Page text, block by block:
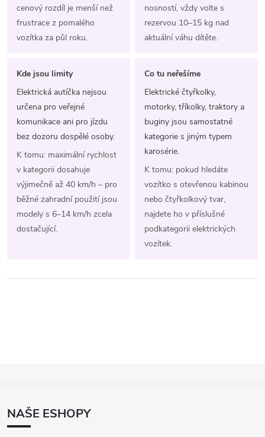
cenový rozdíl je menší než
frustrace z pomalého
vozítka za půl roku.
nosností, vždy volte s
rezervou 10–15 kg nad
aktuální váhu dítěte.
Kde jsou limity
Elektrická autíčka nejsou
určena pro veřejné
komunikace ani pro jízdu
bez dozoru dospělé osoby.
K tomu: maximální rychlost
v kategorii dosahuje
výjimečně až 40 km/h – pro
běžné zahradní použití jsou
modely s 6–14 km/h zcela
dostačující.
Co tu neřešíme
Elektrické čtyřkolky,
motorky, tříkolky, traktory a
buginy jsou samostatné
kategorie s jiným typem
karosérie.
K tomu: pokud hledáte
vozítko s otevřenou kabinou
nebo čtyřkolkový tvar,
najdete ho v příslušné
podkategorii elektrických
vozítek.
ANAŠE ESHOPY